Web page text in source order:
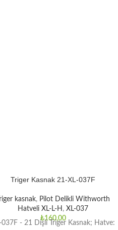
Triger Kasnak 21-XL-037F
Triger kasnak, Pilot Delikli Withworth
Hatveli XL-L-H , XL-037
₺160,00
037F - 21 Dişli Triger Kasnak; Hatve: